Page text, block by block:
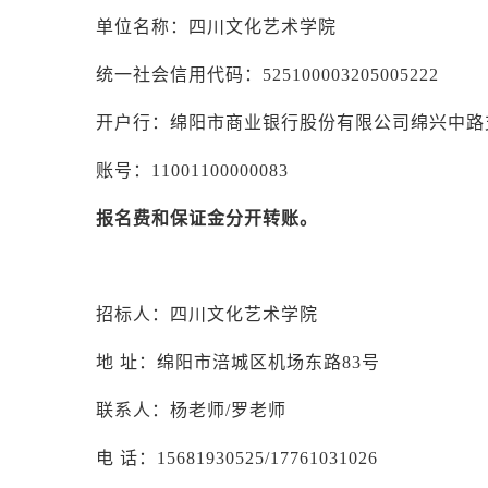
单位名称：四川文化艺术学院
统一社会信用代码： 525100003205005222
开户行：绵阳市商业银行股份有限公司绵兴中
账号： 11001100000083
报名费和保证金分开转账。
招标人：四川文化艺术学院
地 址：绵阳市涪城区机场东路83号
联系人：杨老师/罗老师
电 话： 15681930525/17761031026